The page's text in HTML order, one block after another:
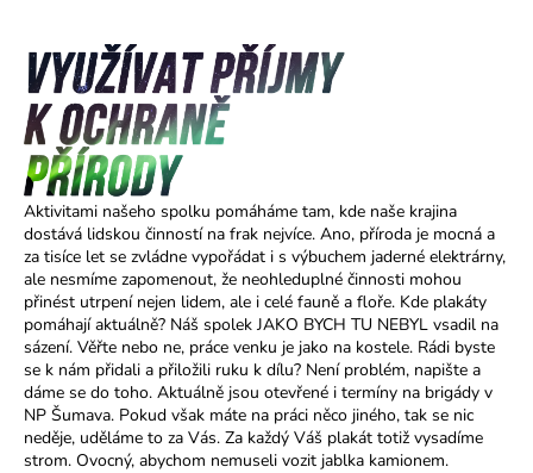
Aktivitami našeho spolku pomáháme tam, kde naše krajina
dostává lidskou činností na frak nejvíce. Ano, příroda je mocná a
za tisíce let se zvládne vypořádat i s výbuchem jaderné elektrárny,
ale nesmíme zapomenout, že neohleduplné činnosti mohou
přinést utrpení nejen lidem, ale i celé fauně a floře. Kde plakáty
pomáhají aktuálně? Náš spolek JAKO BYCH TU NEBYL vsadil na
sázení. Věřte nebo ne, práce venku je jako na kostele. Rádi byste
se k nám přidali a přiložili ruku k dílu? Není problém, napište a
dáme se do toho. Aktuálně jsou otevřené i termíny na brigády v
NP Šumava. Pokud však máte na práci něco jiného, tak se nic
neděje, uděláme to za Vás. Za každý Váš plakát totiž vysadíme
strom. Ovocný, abychom nemuseli vozit jablka kamionem.